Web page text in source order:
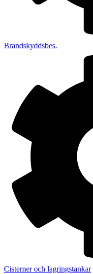
Brandskyddsbes.
Cisterner och lagringstankar